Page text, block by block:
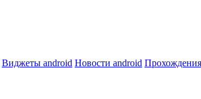
Виджеты android Новости android